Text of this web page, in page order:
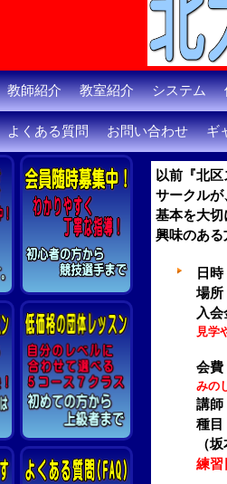
教師紹介 教室紹介 システム
よくある質問 お問い合わせ ギ
以前『北
サークルが
基本を大切
興味のある
日時
場所
入会
見学
会費
みの
講師
種目
（
練